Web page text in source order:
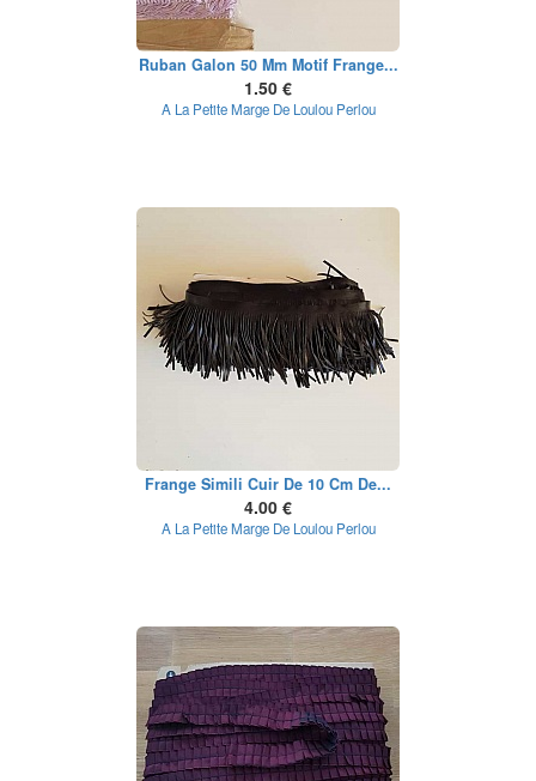
Ruban Galon 50 Mm Motif Frange...
1.50 €
A La Petite Marge De Loulou Perlou
Frange Simili Cuir De 10 Cm De...
4.00 €
A La Petite Marge De Loulou Perlou